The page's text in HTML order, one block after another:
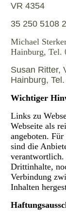
VR 4354
35 250 5108 2
Michael
Hainburg, Tel.
Susan Ritter,
Hainburg,
Wichtiger
Links zu
Webseite als
angeboten.
sind die
Drittinhalte,
Verbindung
Inhalten